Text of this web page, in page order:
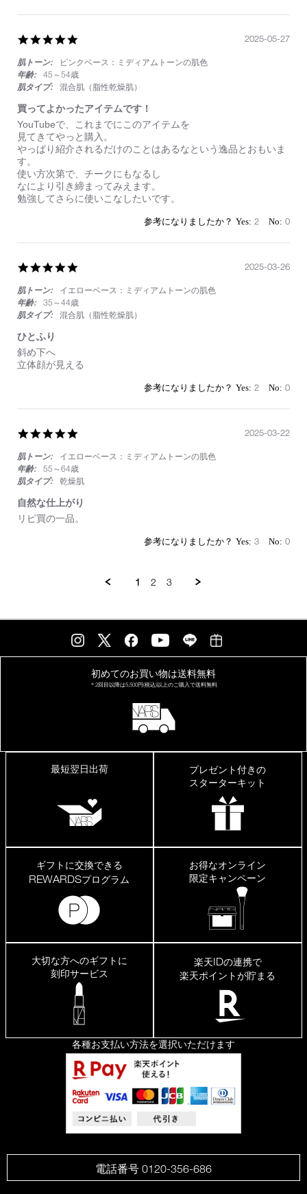
2025
ど
い
rating
肌トーン:
ピンクベース：ミディアムトーンの肌色
年齢:
45～54歳
肌タイプ:
混合肌（脂性乾燥肌）
買ってよかったアイテムです！
Review
by
on
27
May
2025
review
stating
買
っ
て
よ
か
っ
イ
ム
で
す！
YouTubeで、これまでにこのアイテムを
見てきてやっと購入。
やっぱり紹介されるだけのことはあるなという逸品とおもいま
す。
使い方次第で、チークにもなるし
なにより引き締まってみえます。
勉強してさらに使いこなしたいです。
2025-05-27
2 0
rating
肌トーン:
イエローベース：ミディアムトーンの肌色
年齢:
35～44歳
肌タイプ:
混合肌（脂性乾燥肌）
ひとふり
Review
by
2025
review
stating
り
斜め下へ
立体顔が見える
2025-03-26
2 0
rating
肌トーン:
イエローベース：ミディアムトーンの肌色
年齢:
55～64歳
肌タイプ:
乾燥肌
自然な仕上がり
Review
review
リピ買の一品。
2025-03-22
3 0
1 2 3
初めてのお買い物は送料無料
＊2回目以降は5,500円(税込)以上のご購入で送料無料
最短翌日出荷
プレゼント付きの
スターターキット
ギフトに交換できる
REWARDSプログラム
お得なオンライン
限定キャンペーン
大切な方へのギフトに
刻印サービス
楽天IDの連携で
楽天ポイントが貯まる
各種お支払い方法を選択いただけます
電話番号 0120-356-686